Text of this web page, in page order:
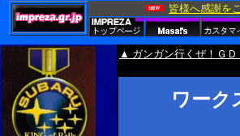
▲ ガンガン行くぜ！Ｇ
ワーク